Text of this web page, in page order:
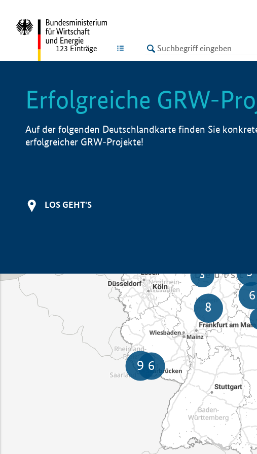
LISTE
123 Einträge
Erfolgreiche GRW-
Auf der folgenden Deutschlandkarte finden Sie
erfolgreicher GRW-Projekte!
LOS GEHT'S